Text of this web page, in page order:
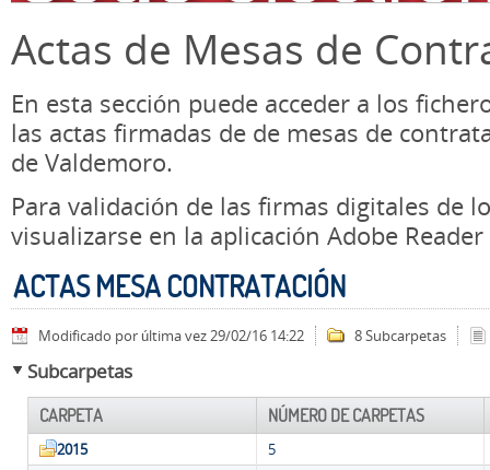
Actas de Mesas de
En esta sección puede acceder a los
las actas firmadas de de mesas de
de Valdemoro.
Para validación de las firmas digitales de
visualizarse en la aplicación Adobe Reader
ACTAS MESA CONTRATACIÓN
Modificado por última vez 29/02/16 14:22 8 Subcarpetas
Subcarpetas
CARPETA NÚMERO DE CARPETAS
2015
5